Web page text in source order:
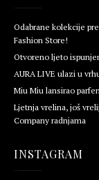
Odabrane kolekcije
Fashion Store!
Otvoreno ljeto
AURA LIVE ulazi u
Miu Miu lansirao
Ljetnja vrelina, još
Company radnjama
INSTAGRAM